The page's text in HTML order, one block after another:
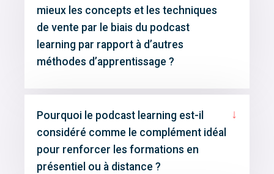
mieux les concepts et les techniques
de vente par le biais du podcast
learning par rapport à d’autres
méthodes d’apprentissage ?
Pourquoi le podcast learning est-il
considéré comme le complément idéal
pour renforcer les formations en
présentiel ou à distance ?
↓